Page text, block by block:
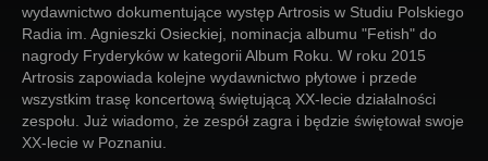
Więcej
Login
wydawnictwo dokumentujące występ Artrosis w Studiu Polskiego
Radia im. Agnieszki Osieckiej, nominacja albumu "Fetish" do
nagrody Fryderyków w kategorii Album Roku. W roku 2015
Artrosis zapowiada kolejne wydawnictwo płytowe i przede
wszystkim trasę koncertową świętującą XX-lecie działalności
zespołu. Już wiadomo, że zespół zagra i będzie świętował swoje
XX-lecie w Poznaniu.